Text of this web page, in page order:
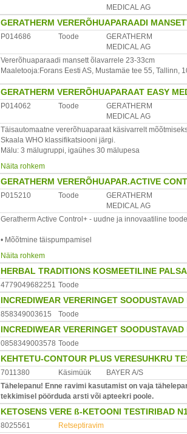
MEDICAL AG
GERATHERM VERERÕHUAPARAADI
P014686 Toode
GERATHERM
MEDICAL AG
Vererõhuaparaadi mansett õlavarrele 23-33cm
Maaletooja:Forans Eesti AS, Mustamäe tee 55, Tallinn,
GERATHERM VERERÕHUAPARAAT EASY
P014062 Toode
GERATHERM
MEDICAL AG
Täisautomaatne vererõhuaparaat käsivarrelt
Skaala WHO klassifikatsiooni järgi.
Mälu: 3 mälugruppi, igaühes 30 mälupesa
Kaal umbes 265 g
Eriti suur valgustusega displei suurte numbrite ja
Mõõtetulemuse salvestamine kellaaja ja kuupäevaga.
Veatu arütmia tuvastamine ja kuvamine displeil
Komplektis on patareid, nailonist kott, pestav mansett.
Garantii 5 aastat
Päritolumaa:Saksamaa.
Maaletooja:Forans Eesti AS, Mustamäe tee 55, Tallinn,
Näita rohkem
GERATHERM VERERÕHUAPAR.ACTIVE
P015210 Toode
GERATHERM
MEDICAL AG
Geratherm Active Control+ - uudne ja innovaatiline
• Mõõtmine täispumpamisel
• 2*60 mälukohta
• Mõõtmistulemuste keskmine näitaja
• Kuupäeva-ja kellaajanäit
•Arütmia detektor
•Universaalne mansett suurusele 22-42 cm
•Komplektis USB juhe
•Akut saab laadida ca 300 korda, kui keskmiselt mõõta
•Garantii 2 aastat
Tootjariik: Saksamaa
Maaletooja: Forans Eesti AS, Mustamae str. 55, Tallinn,
Näita rohkem
HERBAL TRADITIONS KOSMEETILINE
4779049682251 Toode
INCREDIWEAR VERERINGET
858349003615 Toode
INCREDIWEAR VERERINGET
0858349003578 Toode
KEHTETU-CONTOUR PLUS VERESUHKRU
7011380 Käsimüük
BAYER A/S
Tähelepanu! Enne ravimi kasutamist on vaja
tekkimisel pöörduda arsti või apteekri poole.
KETOSENS VERE ß-KETOONI TESTIRIBAD
8025561
Retseptiravim